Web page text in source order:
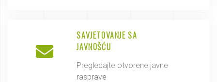
SAVJETOVANJE SA
JAVNOŠĆU
Pregledajte otvorene javne
rasprave